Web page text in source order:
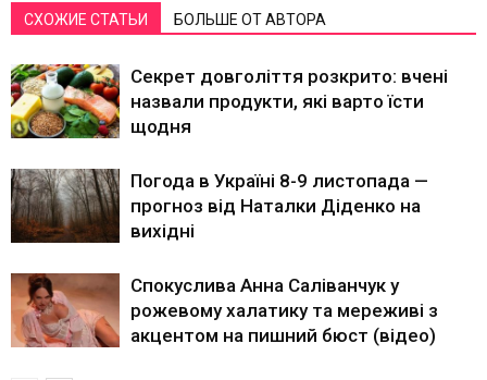
СХОЖИЕ СТАТЬИ БОЛЬШЕ ОТ АВТОРА
Секрет довголіття розкрито: вчені
назвали продукти, які варто їсти
щодня
Погода в Україні 8-9 листопада —
прогноз від Наталки Діденко на
вихідні
Спокуслива Анна Саліванчук у
рожевому халатику та мереживі з
акцентом на пишний бюст (відео)